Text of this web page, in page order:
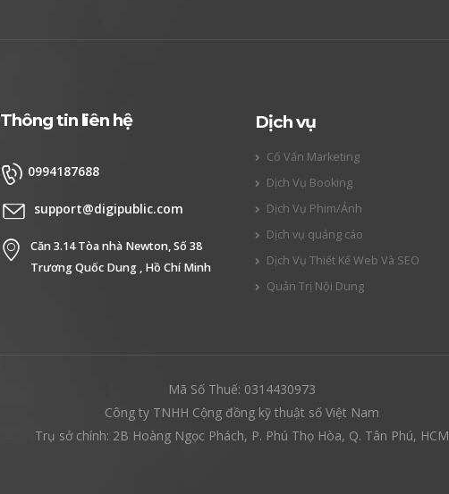
Thông tin liên hệ
0994187688
support@digipublic.com
Căn 3.14 Tòa nhà Newton, Số 38
Trương Quốc Dung , Hồ Chí Minh
Dịch vụ
Cố Vấn Marketing
Dịch Vụ Booking
Dịch Vụ Phim/Ảnh
Dịch vụ quảng cáo
Dịch Vụ Thiết Kế Web Và SEO
Quản Trị Nội Dung
Mã Số Thuế: 0314430973
Công ty TNHH Cộng đồng kỹ thuật số Việt Nam
Trụ sở chính: 2B Hoàng Ngọc Phách, P. Phú Thọ Hòa, Q. Tân Phú, HCM